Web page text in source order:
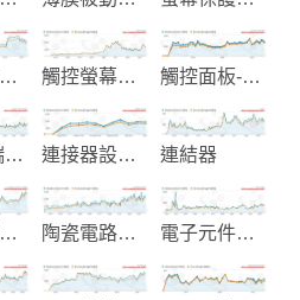
被動元件庫存銷售 觸控螢幕終端機 觸控面板-觸控控制器
連接器-端子及配件製造 連接器設計與製造 連結器
防水連接器-微波天線-通訊插座 陶瓷電路板設計製造 電子元件製造